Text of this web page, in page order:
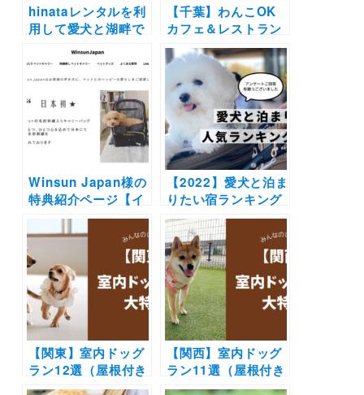
hinataレンタルを利
用して愛犬と湖畔で
初キャンプしてきた
よ♪ テントやタープ
を現地で受取れる！
返却方法など全手順
をご紹介 #犬とキャ
ンプを楽しもう
【千葉】わんこOK
カフェ＆レストラン
19選｜ドッグラン併
設店や豪快な海鮮丼
にラーメンも！実際
のおでかけレポをエ
リア別に紹介します
♪
Winsun Japan様の
特典紹介ページ【イ
ンターペット2021】
【2022】愛犬と泊ま
りたい宿ランキング
大発表！人気の10位
までを実際に宿泊し
たわんちゃんの感想
とともに紹介 | みん
なの憧れのペットと
泊まれる宿はど
こ？？
【関東】室内ドッグ
ラン12選（屋根付き
含む）！ドッグカフ
【関西】室内ドッグ
ラン11選（屋根付き
含む）！ドッグカフ